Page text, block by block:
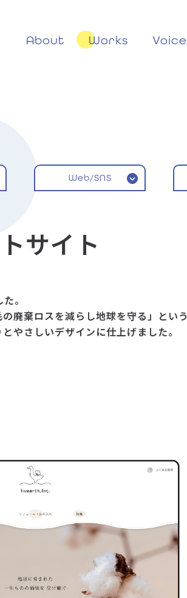
About Works Voice
Web/SNS
サイト
。
廃棄ロスを減らし地球を守る」という
やさしいデザインに仕上げました。